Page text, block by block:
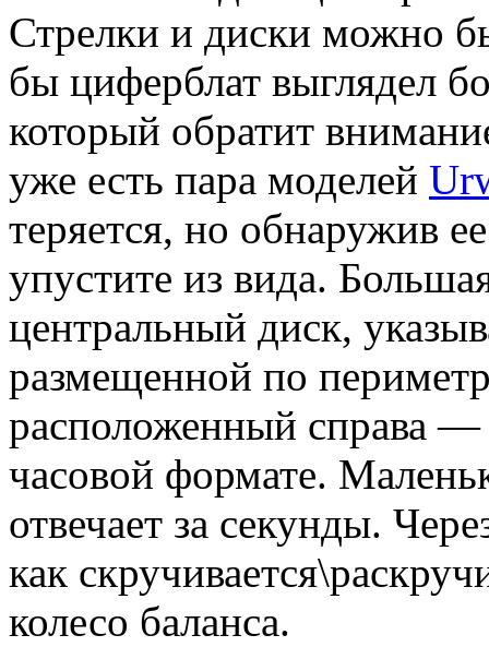
Стрелки и диски можно
бы циферблат выглядел
который обратит
уже есть пара моделей
теряется, но обнаружив
упустите из вида.
центральный диск,
размещенной по
расположенный справа —
часовой формате.
отвечает за секунды.
как
колесо баланса.